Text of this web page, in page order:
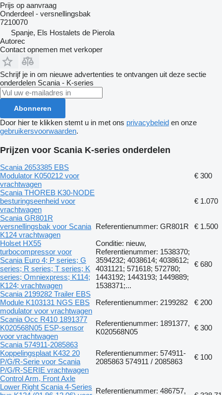
Prijs op aanvraag
Onderdeel - versnellingsbak
7210070
Spanje, Els Hostalets de Pierola
Autorec
Contact opnemen met verkoper
Schrijf je in om nieuwe advertenties te ontvangen uit deze sectie
onderdelen Scania - K-series
Abonneren
Door hier te klikken stemt u in met ons privacybeleid en onze
gebruikersvoorwaarden.
Prijzen voor Scania K-series onderdelen
Scania 2653385 EBS
Modulator K050212 voor
vrachtwagen
€ 300
Scania THOREB K30-NODE
besturingseenheid voor
vrachtwagen
€ 1.070
Scania GR801R
versnellingsbak voor Scania
K124 vrachtwagen
Referentienummer: GR801R
€ 1.500
Holset HX55
turbocompressor voor
Scania Euro 4; P series; G
series; R series; T series; K
series; Omniexpress; K114;
K124; vrachtwagen
Conditie: nieuw,
Referentienummer: 1538370;
3594232; 4038614; 4038612;
4031121; 571618; 572780;
1443192; 1443193; 1449889;
1538371;...
€ 680
Scania 2199282 Trailer EBS
Module K103131 NGS EBS
modulator voor vrachtwagen
Referentienummer: 2199282
€ 200
Scania Occ R410 1891377
K020568N05 ESP-sensor
voor vrachtwagen
Referentienummer: 1891377,
K020568N05
€ 300
Scania 574911-2085863
Koppelingsplaat K432 20
P/G/R-Serie voor Scania
P/G/R-SERIE vrachtwagen
Referentienummer: 574911-
2085863 574911 / 2085863
€ 100
Control Arm, Front Axle
Lower Right Scania 4-Series Referentienummer: 486757,